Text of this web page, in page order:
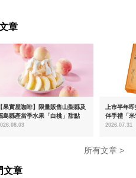
章
【果實屋咖啡】限量販售山梨縣及
島縣產當季水果「白桃」甜點
上市半年
伴手禮「
起推出首
2026.07.31
所有文章 >
文章